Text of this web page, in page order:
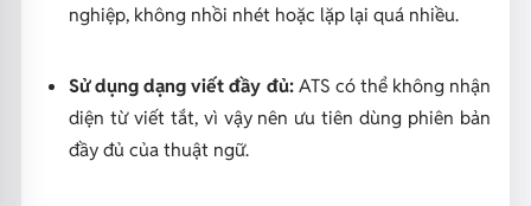
nghiệp, không nhồi nhét hoặc lặp lại quá nhiều.
Sử dụng dạng viết đầy đủ:ATS có thể không nhận
diện từ viết tắt, vì vậy nên ưu tiên dùng phiên bản
đầy đủ của thuật ngữ.